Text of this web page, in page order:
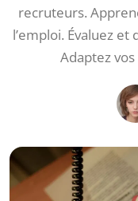
recruteurs.
l’emploi. Évaluez
Adaptez